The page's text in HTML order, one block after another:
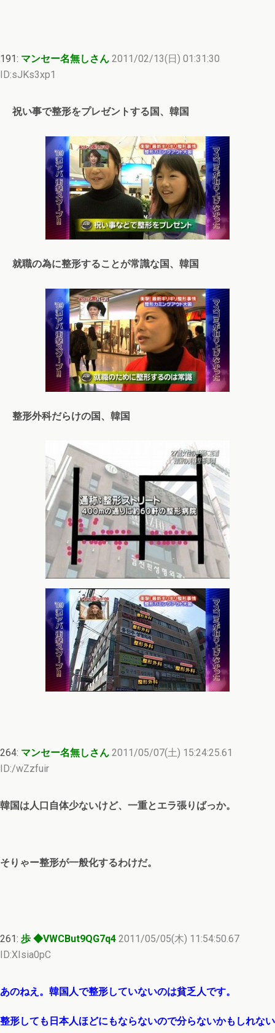
191: マンセー名無しさん 2011/02/13(日) 01:31:30
ID:sJKs3xp1
祝い事で整形をプレゼントする国、韓国
就職の為に整形することが常識な国、韓国
整形外科だらけの国、韓国
264: マンセー名無しさん 2011/05/07(土) 15:24:25.61
ID:/wZzfuir
韓国は人口自体少ないけど、一重とエラ張りばっか。
そりゃー整形が一般化するわけだ。
261: 歩 ◆VWCBut9QG7q4 2011/05/05(木) 11:54:50.67
ID:XIsia0pC
あのねえ。韓国人で整形していないのは貧乏人です。
整形しても日本人ほどにもならないので分らないかもしれない